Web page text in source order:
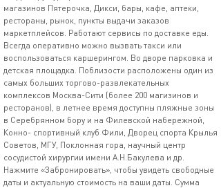
магазинов Пятерочка, Дикси, бары, кафе, аптеки,
рестораны, рынок, пункты выдачи заказов
маркетплейсов. Работают сервисы по доставке еды.
Всегда оперативно можно вызвать такси или
воспользоваться каршерингом. Во дворе парковка и
детская площадка. Поблизости расположены один из
самых больших торгово-развлекательных
комплексов Москва-Сити (более 200 магизинов и
ресторанов), в летнее время доступны пляжные зоны
в Серебрянном бору и на Филевской набережной,
Конно- спортивный клуб Фили, Дворец спорта Крылья
Советов, МГУ, Поклонная гора, научный центр
сосудистой хирургии имени А.Н.Бакулева и др.
Нажмите «Забронировать», чтобы увидеть свободные
даты и актуальную стоимость на ваши даты. Сумма